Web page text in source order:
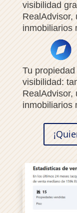
visibilidad
RealAdvisor,
inmobiliarios
Tu
visibilidad:
RealAdvisor,
inmobiliarios